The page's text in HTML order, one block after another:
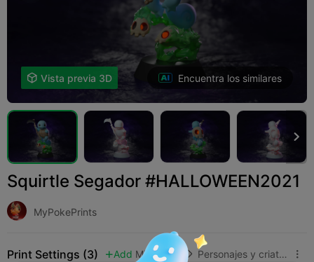
 Vista previa 3D Encuentra los similares

Squirtle Segador #HALLOWEEN2021
MyPokePrints
Print Settings (3)  Add Miniaturas  Personajes y criaturas 